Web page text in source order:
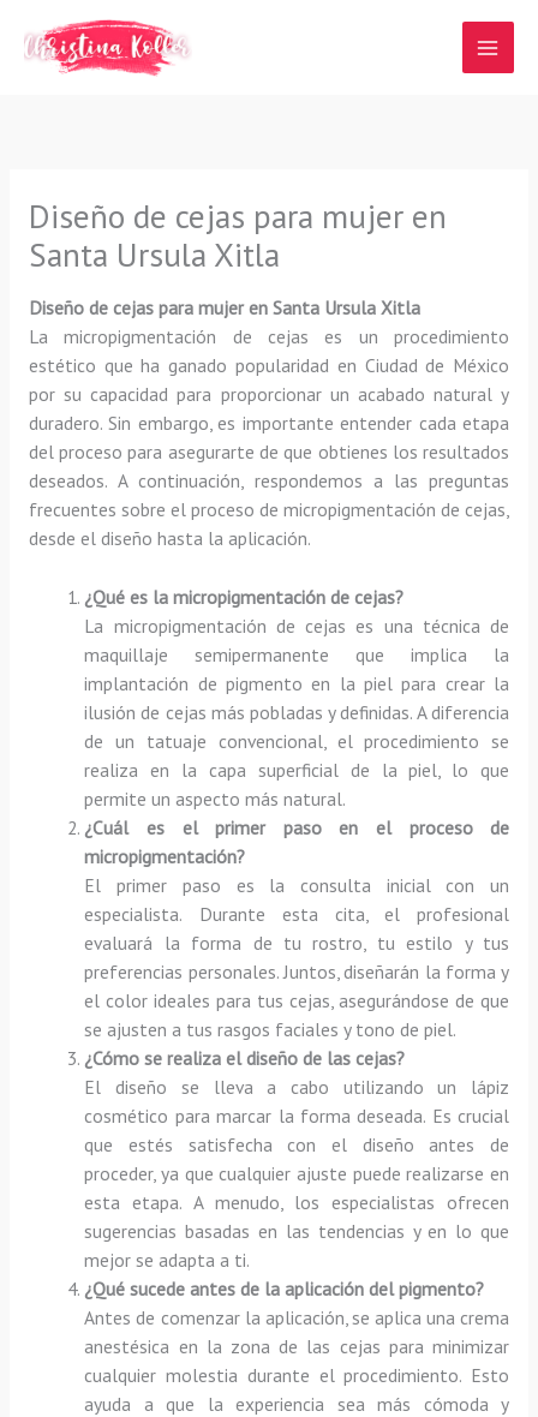
contenido
Diseño de cejas para mujer en
Santa Ursula Xitla
Diseño de cejas para mujer en Santa Ursula Xitla
La micropigmentación de cejas es un procedimiento
estético que ha ganado popularidad en Ciudad de México
por su capacidad para proporcionar un acabado natural y
duradero. Sin embargo, es importante entender cada etapa
del proceso para asegurarte de que obtienes los resultados
deseados. A continuación, respondemos a las preguntas
frecuentes sobre el proceso de micropigmentación de cejas,
desde el diseño hasta la aplicación.
¿Qué es la micropigmentación de cejas?
La micropigmentación de cejas es una técnica de
maquillaje semipermanente que implica la
implantación de pigmento en la piel para crear la
ilusión de cejas más pobladas y definidas. A diferencia
de un tatuaje convencional, el procedimiento se
realiza en la capa superficial de la piel, lo que
permite un aspecto más natural.
¿Cuál es el primer paso en el proceso de
micropigmentación?
El primer paso es la consulta inicial con un
especialista. Durante esta cita, el profesional
evaluará la forma de tu rostro, tu estilo y tus
preferencias personales. Juntos, diseñarán la forma y
el color ideales para tus cejas, asegurándose de que
se ajusten a tus rasgos faciales y tono de piel.
¿Cómo se realiza el diseño de las cejas?
El diseño se lleva a cabo utilizando un lápiz
cosmético para marcar la forma deseada. Es crucial
que estés satisfecha con el diseño antes de
proceder, ya que cualquier ajuste puede realizarse en
esta etapa. A menudo, los especialistas ofrecen
sugerencias basadas en las tendencias y en lo que
mejor se adapta a ti.
¿Qué sucede antes de la aplicación del pigmento?
Antes de comenzar la aplicación, se aplica una crema
anestésica en la zona de las cejas para minimizar
cualquier molestia durante el procedimiento. Esto
ayuda a que la experiencia sea más cómoda y